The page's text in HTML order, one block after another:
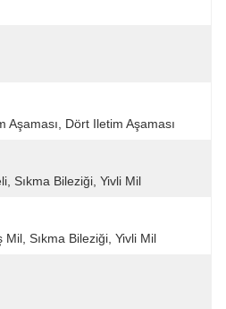
Aşaması, Dört Iletim Aşaması
Sıkma Bileziği, Yivli Mil
Mil, Sıkma Bileziği, Yivli Mil